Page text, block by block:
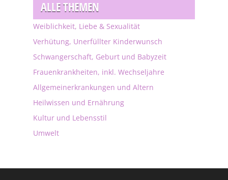
ALLE THEMEN
Weiblichkeit, Liebe & Sexualität
Verhütung, Unerfüllter Kinderwunsch
Schwangerschaft, Geburt und Babyzeit
Frauenkrankheiten, inkl. Wechseljahre
Allgemeinerkrankungen und Altern
Heilwissen und Ernährung
Kultur und Lebensstil
Umwelt